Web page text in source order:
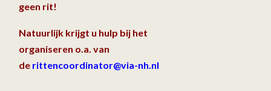
geen rit!
Natuurlijk krijgt u hulp bij het
organiseren o.a. van
de rittencoordinator@via-nh.nl